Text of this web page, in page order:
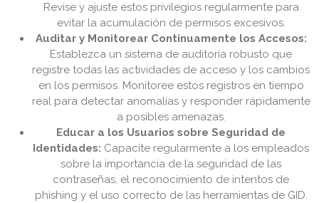
Revise y ajuste estos privilegios regularmente para
evitar la acumulación de permisos excesivos.
Auditar y Monitorear Continuamente los Accesos:
Establezca un sistema de auditoría robusto que
registre todas las actividades de acceso y los cambios
en los permisos. Monitoree estos registros en tiempo
real para detectar anomalías y responder rápidamente
a posibles amenazas.
Educar a los Usuarios sobre Seguridad de
Identidades: Capacite regularmente a los empleados
sobre la importancia de la seguridad de las
contraseñas, el reconocimiento de intentos de
phishing y el uso correcto de las herramientas de GID.